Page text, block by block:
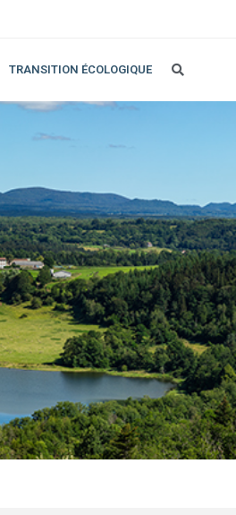
TRANSITION ÉCOLOGIQUE